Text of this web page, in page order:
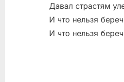
Давал страстям
И что нельзя
И что нельзя